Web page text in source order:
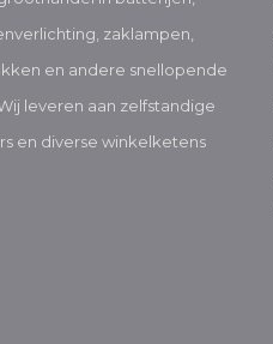
zaklampen,
en andere snellopende
leveren aan zelfstandige
en diverse winkelketens